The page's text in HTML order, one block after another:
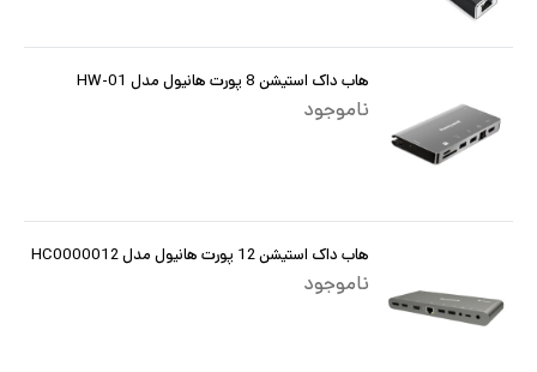
هاب داک استیشن 8 پورت هانیول مدل HW-01
ناموجود
هاب داک استیشن 12 پورت هانیول مدل HC0000012
ناموجود